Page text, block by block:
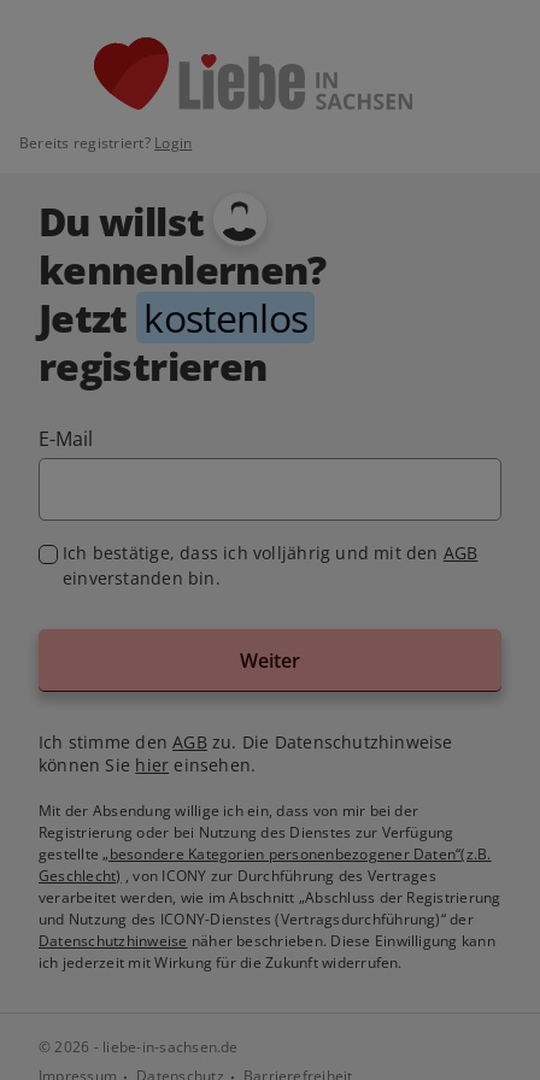
Bereits registriert? Login
Du willst
kennenlernen?
Jetzt kostenlos
registrieren
E-Mail
Ich bestätige, dass ich volljährig und mit den AGB
einverstanden bin.
Weiter
Ich stimme denAGB zu. Die Datenschutzhinweise
können Sie hier einsehen.
Mit der Absendung willige ich ein, dass von mir bei der
Registrierung oder bei Nutzung des Dienstes zur Verfügung
gestellte„besondere Kategorien personenbezogener Daten“(z.B.
Geschlecht) , von ICONY zur Durchführung des Vertrages
verarbeitet werden, wie im Abschnitt „Abschluss der Registrierung
und Nutzung des ICONY-Dienstes (Vertragsdurchführung)“ der
Datenschutzhinweise näher beschrieben. Diese Einwilligung kann
ich jederzeit mit Wirkung für die Zukunft widerrufen.
© 2026 - liebe-in-sachsen.de
Impressum
Datenschutz Barrierefreiheit